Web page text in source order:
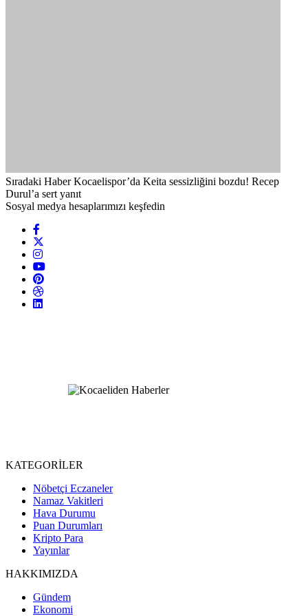
Sıradaki Haber Kocaelispor’da Keita sessizliğini bozdu! Recep
Durul’a sert yanıt
Sosyal medya hesaplarımızı keşfedin
KATEGORİLER
Nöbetçi Eczaneler
Namaz Vakitleri
Hava Durumu
Puan Durumları
Kripto Para
Yayınlar
HAKKIMIZDA
Gündem
Ekonomi